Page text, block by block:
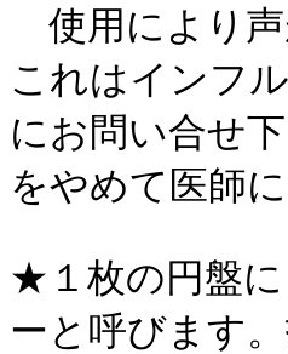
使用により声
これはインフ
にお問い合せ
をやめて医師
★１枚の円盤
ーと呼びます